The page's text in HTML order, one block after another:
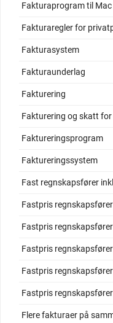
Fakturaprogram til Mac
Fakturaregler for
Fakturasystem
Fakturaunderlag
Fakturering
Fakturering og skatt
Faktureringsprogram
Faktureringssystem
Fast regnskapsfører
Fastpris
Fastpris
Fastpris
Fastpris
Fastpris
Flere fakturaer på